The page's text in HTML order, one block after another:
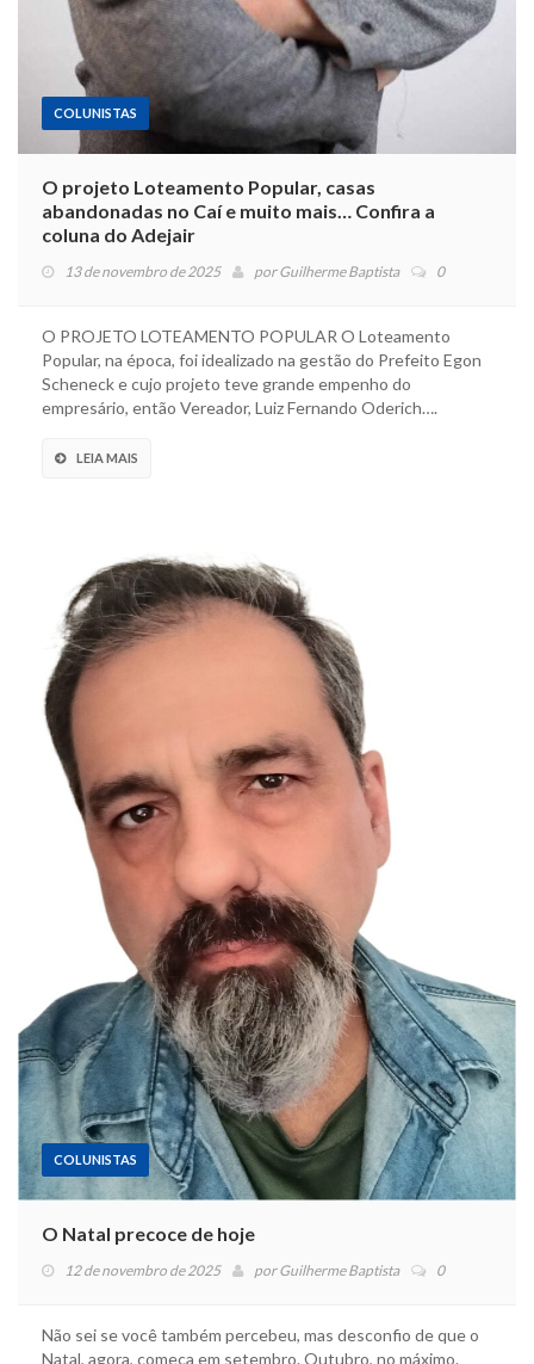
COLUNISTAS
O projeto Loteamento Popular, casas
abandonadas no Caí e muito mais… Confira a
coluna do Adejair
13 de novembro de 2025 porGuilherme Baptista 0
O PROJETO LOTEAMENTO POPULAR O Loteamento
Popular, na época, foi idealizado na gestão do Prefeito Egon
Scheneck e cujo projeto teve grande empenho do
empresário, então Vereador, Luiz Fernando Oderich….
LEIA MAIS
COLUNISTAS
O Natal precoce de hoje
12 de novembro de 2025 porGuilherme Baptista 0
Não sei se você também percebeu, mas desconfio de que o
Natal, agora, começa em setembro. Outubro, no máximo.